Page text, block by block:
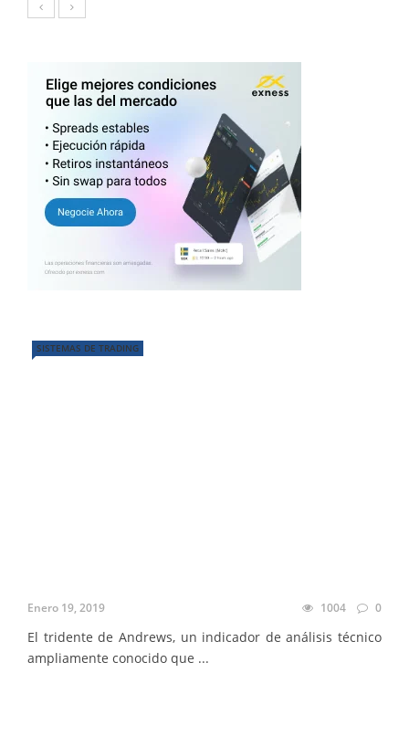
SISTEMAS DE TRADING
Enero 19, 2019 1004 0
El tridente de Andrews, un indicador de análisis técnico
ampliamente conocido que ...